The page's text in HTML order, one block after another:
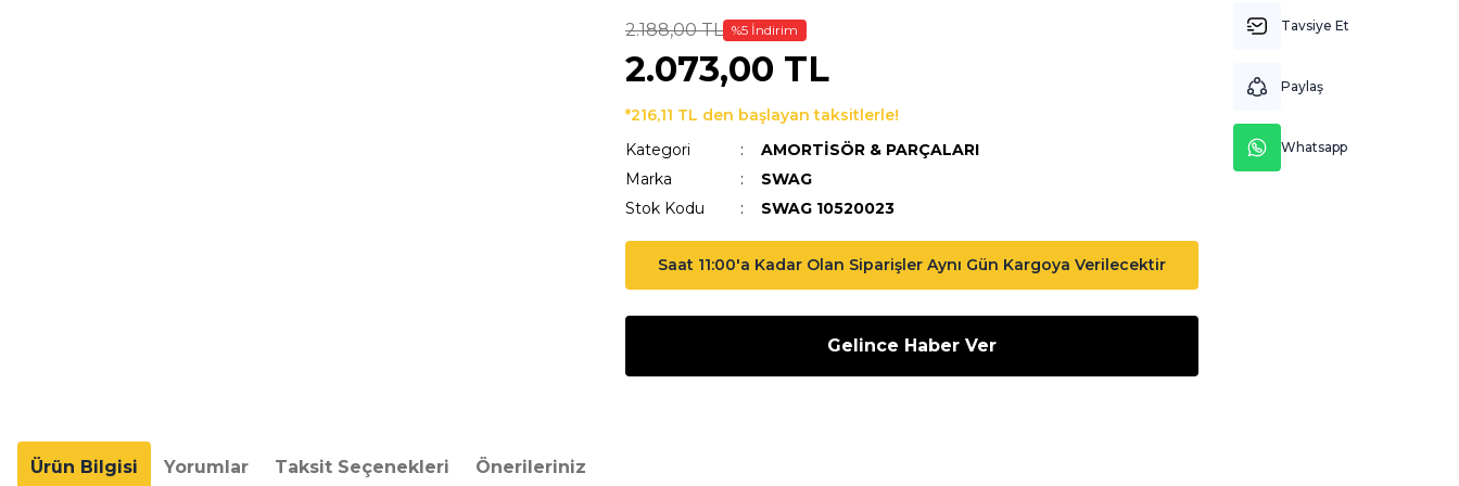
2.188,00 TL %5 İndirim
2.073,00 TL
*216,11 TL den başlayan taksitlerle!
Kategori
AMORTİSÖR & PARÇALARI
Marka
SWAG
Stok Kodu
SWAG 10520023
Saat 11:00'a Kadar Olan Siparişler Aynı Gün Kargoya Verilecektir
Gelince Haber Ver
Tavsiye Et
Paylaş
Whatsapp
Ürün Bilgisi Yorumlar Taksit Seçenekleri Önerileriniz